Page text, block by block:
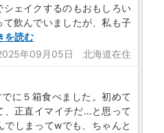
ェイクするのもおもしろい
飲んでいましたが、私も子
を読む
年09月05日 北海道在住
に５箱食べました。初めて
、正直イマイチだ…と思って
しまってwでも、ちゃんと